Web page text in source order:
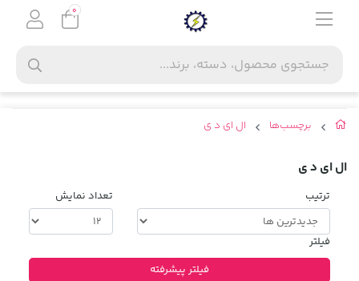
برچسب‌ها ال ای د ی
ال ای د ی
ترتیب تعداد نمایش
فیلتر
فیلتر پیشرفته
0